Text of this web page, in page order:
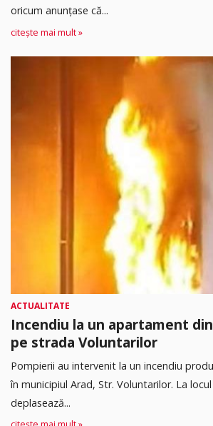
oricum anunțase că...
citește mai mult »
ACTUALITATE
Incendiu la un apartament
pe strada Voluntarilor
Pompierii au intervenit la un incendiu
în municipiul Arad, Str. Voluntarilor. La
deplasează...